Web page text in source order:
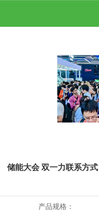
储能大会 双一力联系方式
产品规格：